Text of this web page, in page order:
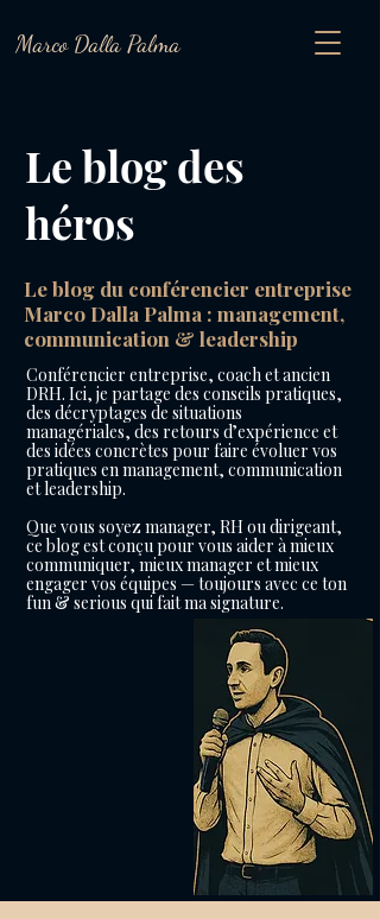
Marco Dalla Palma
Le blog des
héros
Le blog du conférencier entreprise
Marco Dalla Palma : management,
communication & leadership
Conférencier entreprise, coach et ancien
DRH. Ici, je partage des conseils pratiques,
des décryptages de situations
managériales, des retours d’expérience et
des idées concrètes pour faire évoluer vos
pratiques en management, communication
et leadership.
Que vous soyez manager, RH ou dirigeant,
ce blog est conçu pour vous aider à mieux
communiquer, mieux manager et mieux
engager vos équipes — toujours avec ce ton
fun & serious qui fait ma signature.